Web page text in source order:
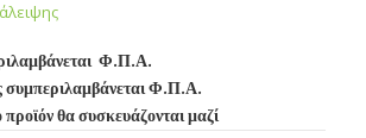
Φ.Π.Α.
συμπεριλαμβάνεται Φ.Π.Α.
θα συσκευάζονται μαζί